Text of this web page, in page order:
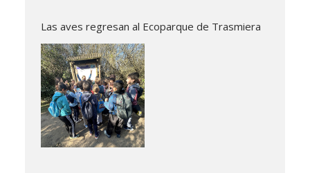
Las aves regresan al Ecoparque de Trasmiera